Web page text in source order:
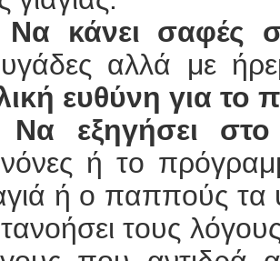
Να κάνει σαφές
αλλά με
ευθύνη για το
Να εξηγήσει στο
ή το
ή ο παππούς τα
τους